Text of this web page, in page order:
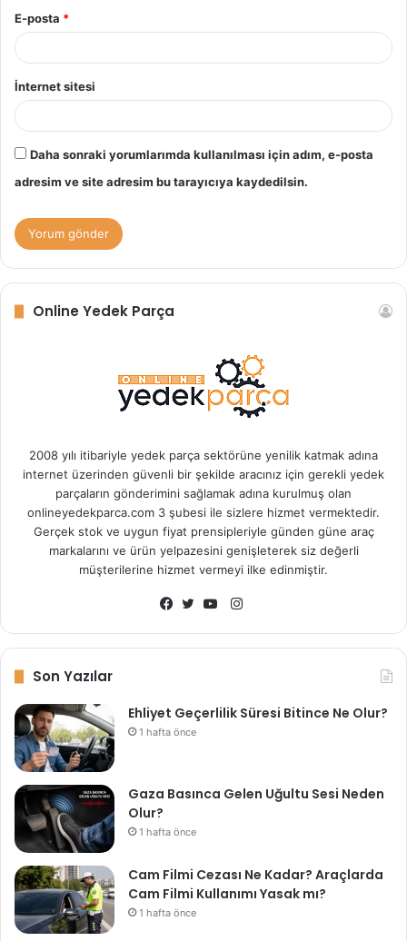
E-posta *
İnternet sitesi
Daha sonraki yorumlarımda kullanılması için adım, e-posta
adresim ve site adresim bu tarayıcıya kaydedilsin.
Online Yedek Parça
2008 yılı itibariyle yedek parça sektörüne yenilik katmak adına
internet üzerinden güvenli bir şekilde aracınız için gerekli yedek
parçaların gönderimini sağlamak adına kurulmuş olan
onlineyedekparca.com 3 şubesi ile sizlere hizmet vermektedir.
Gerçek stok ve uygun fiyat prensipleriyle günden güne araç
markalarını ve ürün yelpazesini genişleterek siz değerli
müşterilerine hizmet vermeyi ilke edinmiştir.
a
b
o
w
t
e
o
u
I
s
g
Son Yazılar
Ehliyet Geçerlilik Süresi Bitince Ne Olur?
1 hafta önce
Gaza Basınca Gelen Uğultu Sesi Neden
Olur?
1 hafta önce
Cam Filmi Cezası Ne Kadar? Araçlarda
Cam Filmi Kullanımı Yasak mı?
1 hafta önce